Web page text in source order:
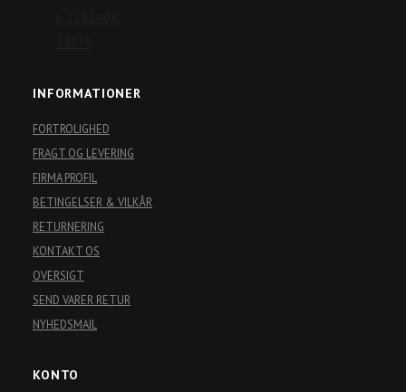
INFORMATIONER
FORTROLIGHED
FRAGT OG LEVERING
FIRMA PROFIL
BETINGELSER & VILKÅR
RETURNERING
KONTAKT OS
OVERSIGT
SEND VARER RETUR
NYHEDSMAIL
KONTO